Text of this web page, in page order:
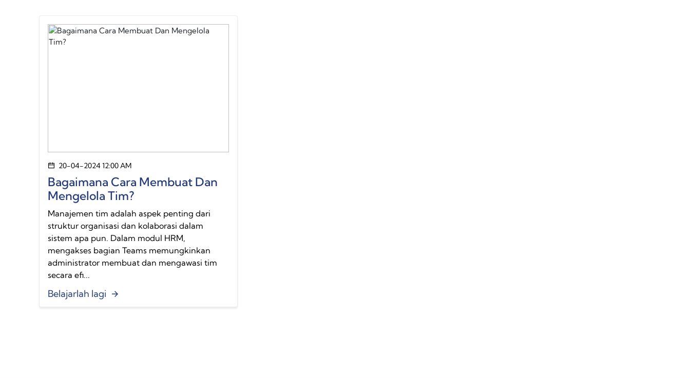
20-04-2024 12:00 AM
Bagaimana Cara Membuat Dan
Mengelola Tim?
Manajemen tim adalah aspek penting dari
struktur organisasi dan kolaborasi dalam
sistem apa pun. Dalam modul HRM,
mengakses bagian Teams memungkinkan
administrator membuat dan mengawasi tim
secara efi...
Belajarlah lagi